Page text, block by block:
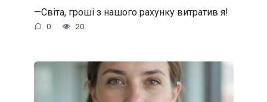
—Світа, гроші з нашого рахунку витратив я!
0 20